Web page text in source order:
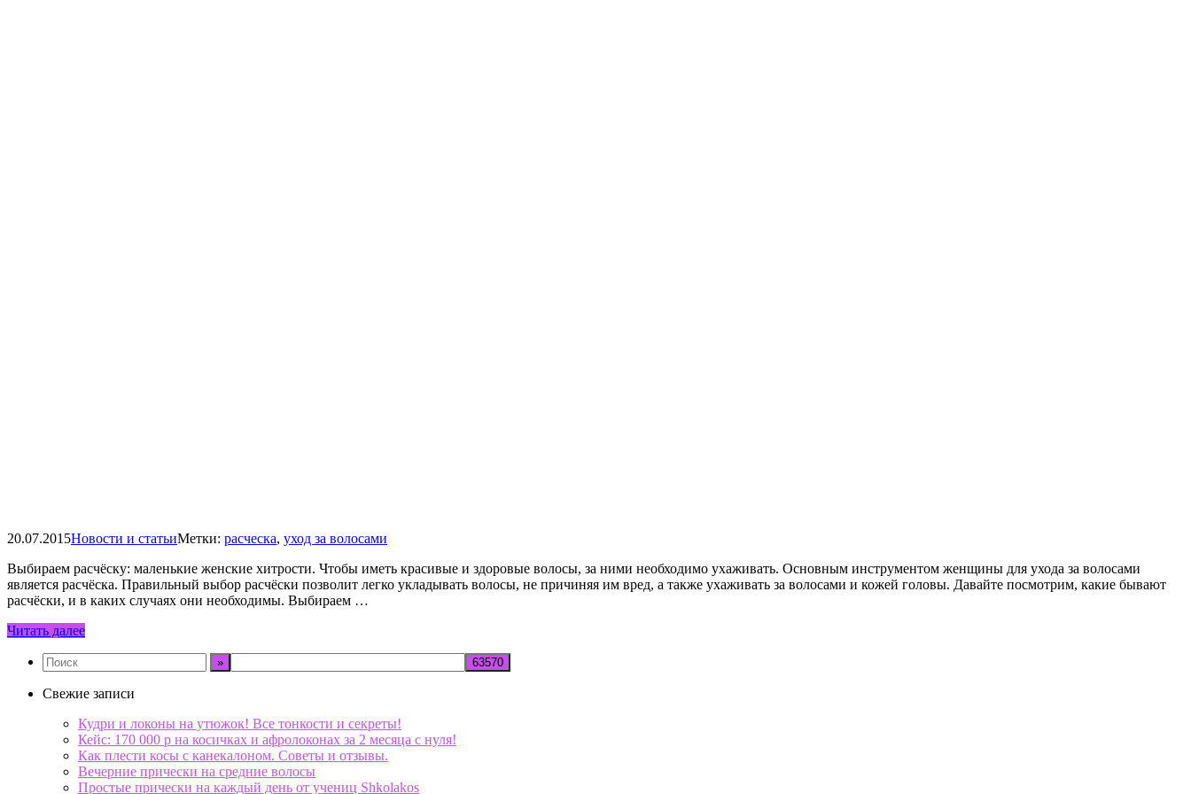
20.07.2015Новости и статьиМетки: расческа, уход за волосами
Выбираем расчёску: маленькие женские хитрости. Чтобы иметь красивые и здоровые волосы, за ними необходимо ухаживать. Основным инструментом женщины для ухода за волосами
является расчёска. Правильный выбор расчёски позволит легко укладывать волосы, не причиняя им вред, а также ухаживать за волосами и кожей головы. Давайте посмотрим, какие бывают
расчёски, и в каких случаях они необходимы. Выбираем …
Читать далее
Свежие записи
Кудри и локоны на утюжок! Все тонкости и секреты!
Кейс: 170 000 р на косичках и афролоконах за 2 месяца с нуля!
Как плести косы с канекалоном. Советы и отзывы.
Вечерние прически на средние волосы
Простые прически на каждый день от учениц Shkolakos